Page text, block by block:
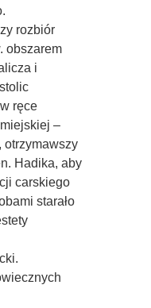
rozbiór
obszarem
i
ręce
–
otrzymawszy
Hadika, aby
carskiego
starało